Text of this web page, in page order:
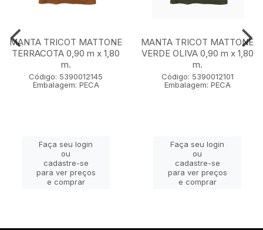
MANTA TRICOT MATTONE
TERRACOTA 0,90 m x 1,80
m.
Código: 5390012145
Embalagem: PECA
Faça seu login
ou
cadastre-se
para ver preços
e comprar
MANTA TRICOT MATTONE
VERDE OLIVA 0,90 m x 1,80
m.
Código: 5390012101
Embalagem: PECA
Faça seu login
ou
cadastre-se
para ver preços
e comprar